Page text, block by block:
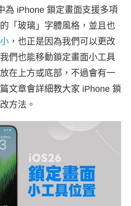
為 iPhone 鎖定畫面支援多項
「玻璃」字體風格，並且也
，也正是因為我們可以更改
們也能移動鎖定畫面小工具
在上方或底部，不過會有一
文章會詳細教大家 iPhone 鎖
方法。